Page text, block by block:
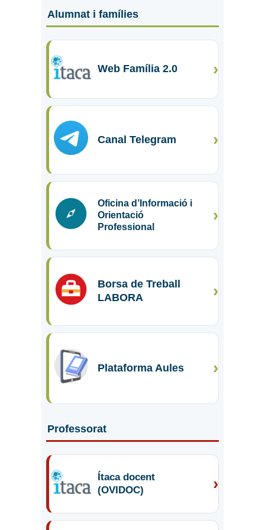
Alumnat i famílies
Web Família 2.0 ›
Canal Telegram ›
Oficina d’Informació i
Orientació
Professional
›
Borsa de Treball
LABORA
›
Plataforma Aules ›
Professorat
Ítaca docent
(OVIDOC)
›